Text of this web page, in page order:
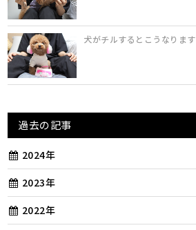
犬がチルするとこうなります
過去の記事
2024年
2023年
2022年